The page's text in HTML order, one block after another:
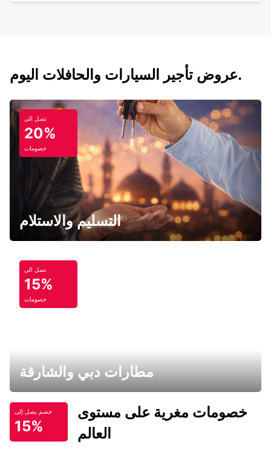
عروض تأجير السيارات والحافلات اليوم.
تصل الى
20%
خصومات
التسليم والاستلام
تصل الى
15%
خصومات
مطارات دبي والشارقة
خصم يصل إلى
15%
خصومات مغرية على مستوى
العالم